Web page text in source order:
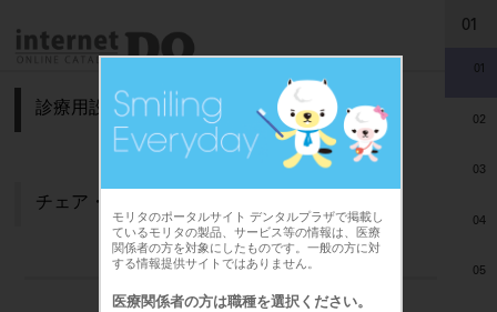
モリタのポータルサイト デンタルプラザで掲載し
ているモリタの製品、サービス等の情報は、医療
関係者の方を対象にしたものです。一般の方に対
する情報提供サイトではありません。
医療関係者の方は職種を選択ください。
診療用設備機器
チェア・ユニット
01
01
02
03
04
05